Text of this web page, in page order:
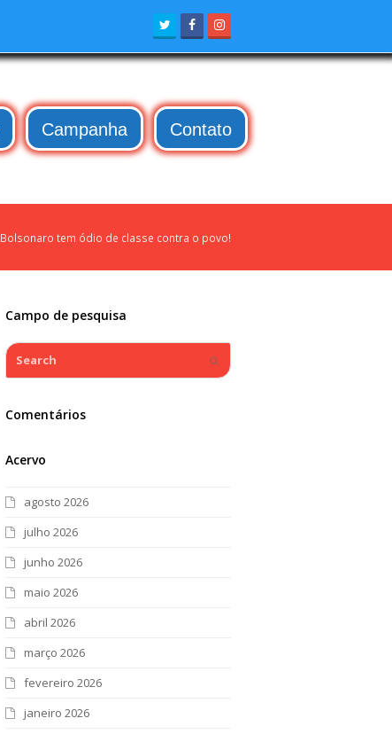
TwitterFacebook
Campanha Contato
Bolsonaro tem ódio de classe contra o povo!
Campo de pesquisa
Search
Comentários
Acervo
agosto 2026
julho 2026
junho 2026
maio 2026
abril 2026
março 2026
fevereiro 2026
janeiro 2026